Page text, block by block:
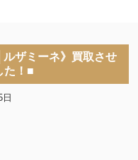
ザミーネ》買取させ
た！■